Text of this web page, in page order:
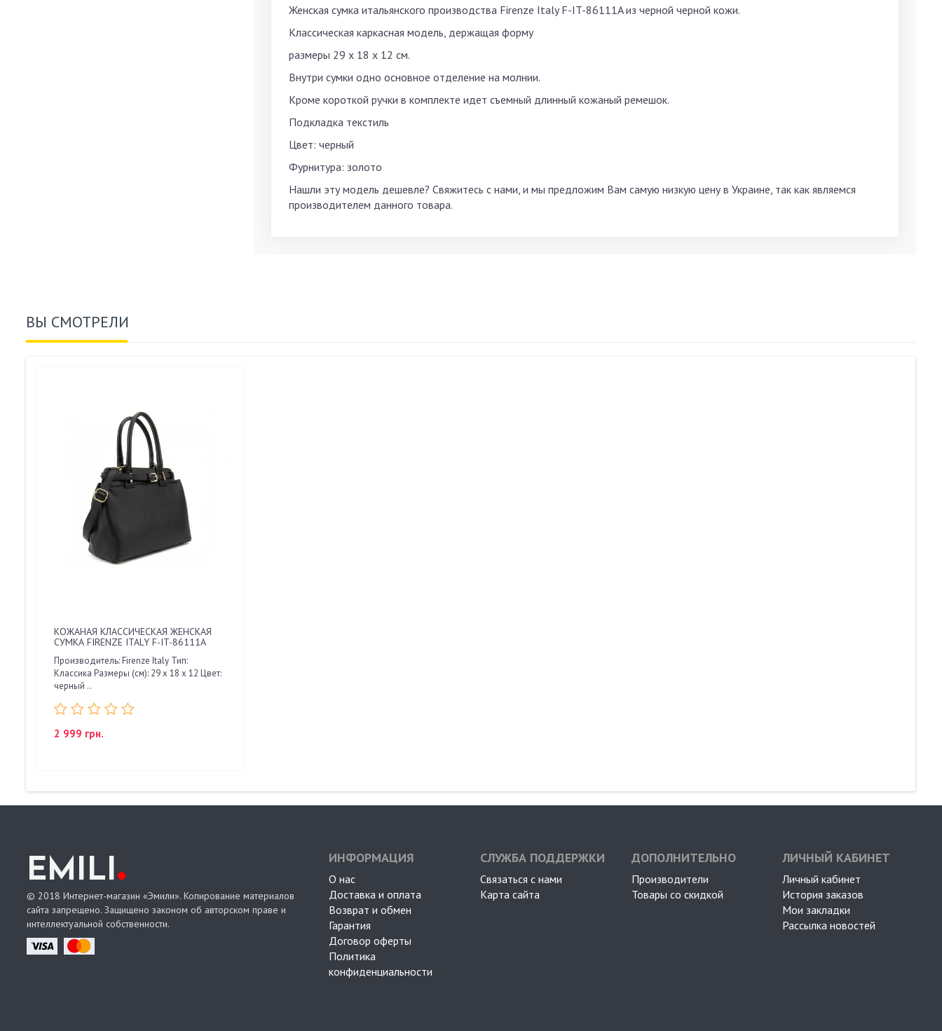
Женская сумка итальянского производства Firenze Italy F-IT-86111A из черной черной кожи.
Классическая каркасная модель, держащая форму
размеры 29 x 18 x 12 см.
Внутри сумки одно основное отделение на молнии.
Кроме короткой ручки в комплекте идет съемный длинный кожаный ремешок.
Подкладка текстиль
Цвет: черный
Фурнитура: золото
Нашли эту модель дешевле? Свяжитесь с нами, и мы предложим Вам самую низкую цену в Украине, так как являемся
производителем данного товара.
ВЫ СМОТРЕЛИ
КОЖАНАЯ КЛАССИЧЕСКАЯ ЖЕНСКАЯ
СУМКА FIRENZE ITALY F-IT-86111A
Производитель: Firenze Italy Тип:
Классика Размеры (см): 29 x 18 x 12 Цвет:
черный ..
2 999 грн.
EMILI.
© 2018 Интернет-магазин «Эмили». Копирование материалов
сайта запрещено. Защищено законом об авторском праве и
интеллектуальной собственности.
ИНФОРМАЦИЯ
О нас
Доставка и оплата
Возврат и обмен
Гарантия
Договор оферты
Политика
конфиденциальности
СЛУЖБА ПОДДЕРЖКИ
Связаться с нами
Карта сайта
ДОПОЛНИТЕЛЬНО
Производители
Товары со скидкой
ЛИЧНЫЙ КАБИНЕТ
Личный кабинет
История заказов
Мои закладки
Рассылка новостей